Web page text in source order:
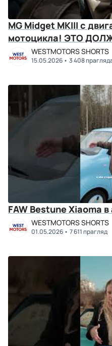
MG Midget MKIII с
мотоцикла! ЭТО
WESTMOTORS SHORTS
15.05.2026 3 408
FAW Bestune Xiaoma
WESTMOTORS SHORTS
01.05.2026 7 611 прагляд